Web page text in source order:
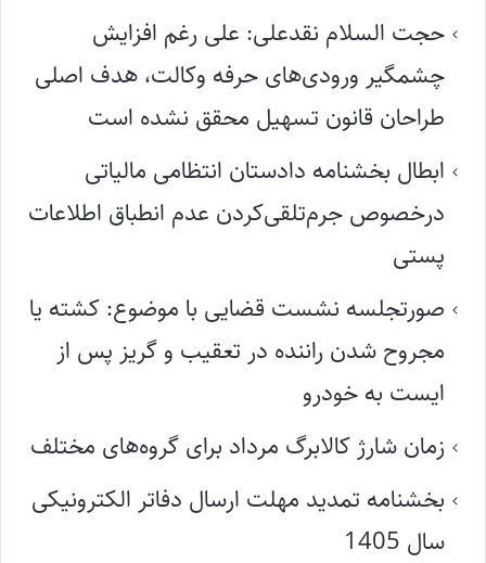
حجت السلام نقدعلی: علی رغم افزایش
چشمگیر ورودی‌های حرفه وکالت، هدف اصلی
طراحان قانون تسهیل محقق نشده است
ابطال بخشنامه دادستان انتظامی مالیاتی
درخصوص جرم‌تلقی‌کردن عدم انطباق اطلاعات
پستی
صورتجلسه نشست قضایی با موضوع: کشته یا
مجروح شدن راننده در تعقیب و گریز پس از
ایست به خودرو
زمان شارژ کالابرگ مرداد برای گروه‌های مختلف
بخشنامه تمدید مهلت ارسال دفاتر الکترونیکی
سال 1405